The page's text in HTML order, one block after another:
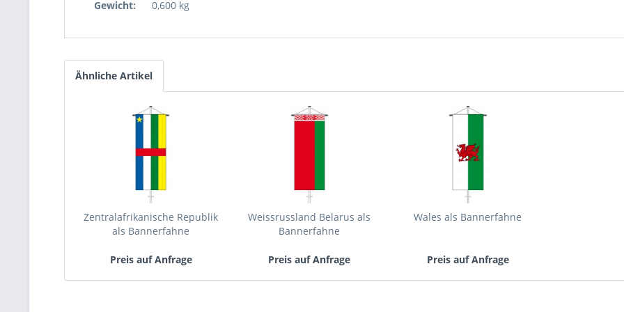
Gewicht:
0,600 kg
Ähnliche Artikel
Zentralafrikanische Republik
als Bannerfahne
Preis auf Anfrage
Weissrussland Belarus als
Bannerfahne
Preis auf Anfrage
Wales als Bannerfahne
Preis auf Anfrage